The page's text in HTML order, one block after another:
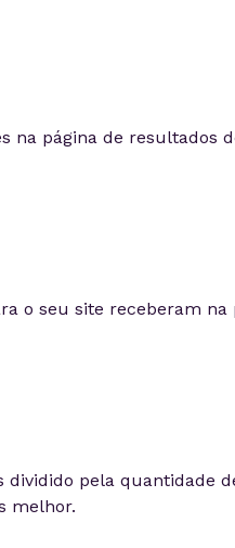
página de resultados
o seu site receberam na
pela quantidade
melhor.